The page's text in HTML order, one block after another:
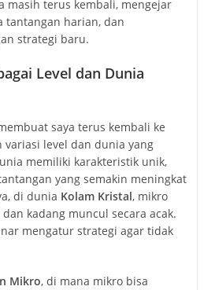
masih terus kembali, mengejar
tantangan harian, dan
strategi baru.
Level dan Dunia
saya terus kembali ke
level dan dunia yang
memiliki karakteristik unik,
yang semakin meningkat
di dunia Kolam Kristal, mikro
kadang muncul secara acak.
mengatur strategi agar tidak
Mikro, di mana mikro bisa